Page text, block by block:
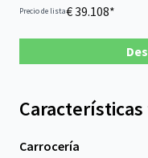
Precio de lista€ 39.108*
Carrocería